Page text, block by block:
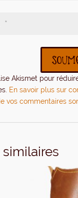
Akismet pour
En savoir plus sur
vos commentaires